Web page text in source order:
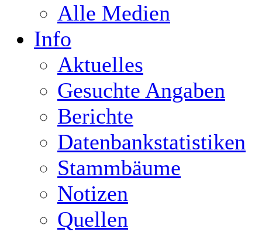
Alle Medien
Info
Aktuelles
Gesuchte Angaben
Berichte
Datenbankstatistiken
Stammbäume
Notizen
Quellen